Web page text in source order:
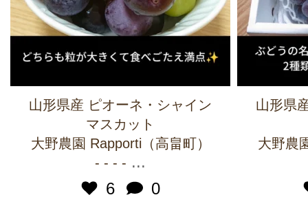
山形県産 ピオーネ・シャイン
マスカット
大野農園 Rapporti（高畠町）
- - - - ...
6
0
山形県
大野農